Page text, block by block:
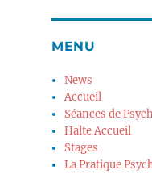
MENU
News
Accueil
Séances de
Halte Accueil
Stages
La Pratique